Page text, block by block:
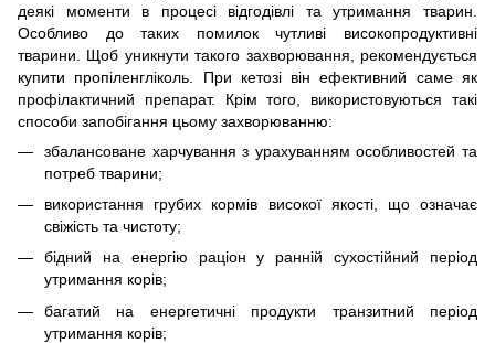
деякі моменти в процесі відгодівлі та утримання тварин.
Особливо до таких помилок чутливі високопродуктивні
тварини. Щоб уникнути такого захворювання, рекомендується
купити пропіленгліколь. При кетозі він ефективний саме як
профілактичний препарат. Крім того, використовуються такі
способи запобігання цьому захворюванню:
збалансоване харчування з урахуванням особливостей та
потреб тварини;
використання грубих кормів високої якості, що означає
свіжість та чистоту;
бідний на енергію раціон у ранній сухостійний період
утримання корів;
багатий на енергетичні продукти транзитний період
утримання корів;